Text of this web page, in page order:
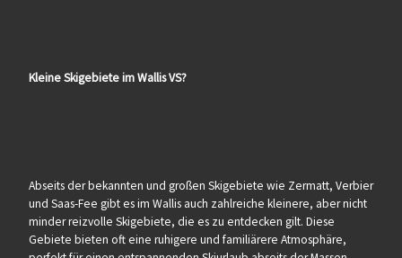
Kleine Skigebiete im Wallis VS?
Abseits der bekannten und großen Skigebiete wie Zermatt, Verbier
und Saas-Fee gibt es im Wallis auch zahlreiche kleinere, aber nicht
minder reizvolle Skigebiete, die es zu entdecken gilt. Diese
Gebiete bieten oft eine ruhigere und familiärere Atmosphäre,